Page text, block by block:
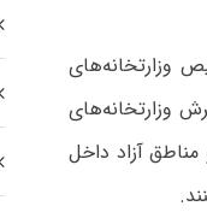
وزارتخانه‌های
وزارتخانه‌های
آزاد داخل